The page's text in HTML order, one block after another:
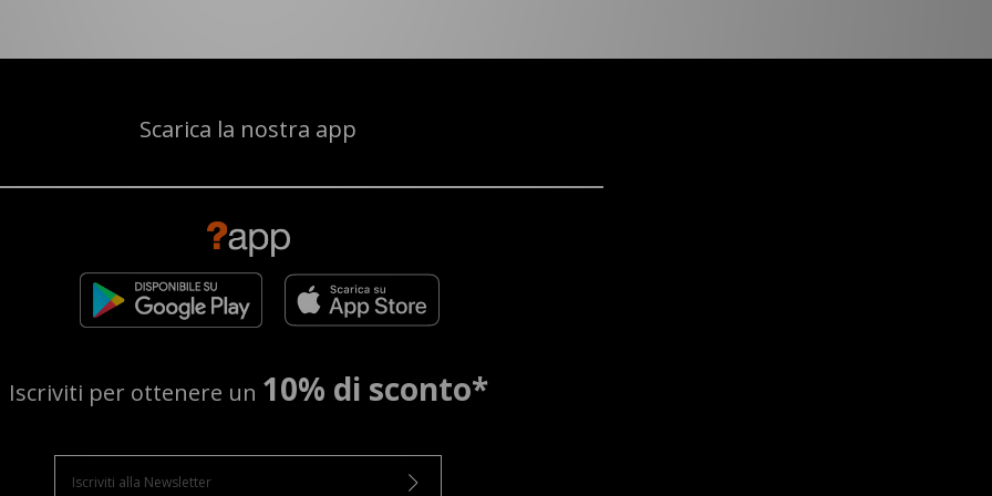
Scarica la nostra app
Iscriviti per ottenere un 10% di sconto*